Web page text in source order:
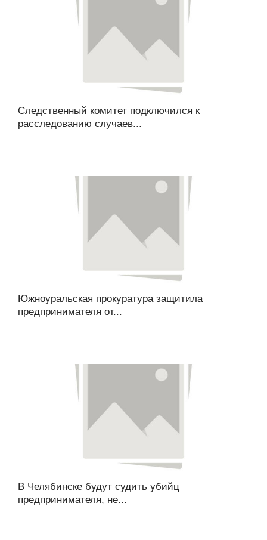
Следственный комитет подключился к
расследованию случаев...
Южноуральская прокуратура защитила
предпринимателя от...
В Челябинске будут судить убийц
предпринимателя, не...